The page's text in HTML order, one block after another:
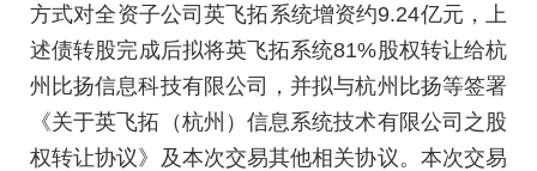
方式对全资子公司英飞拓系统增资约9.24亿元，上
述债转股完成后拟将英飞拓系统81%股权转让给杭
州比扬信息科技有限公司，并拟与杭州比扬等签署
《关于英飞拓（杭州）信息系统技术有限公司之股
权转让协议》及本次交易其他相关协议。本次交易